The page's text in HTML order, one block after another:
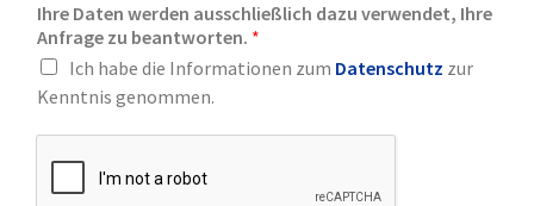
Ihre Daten werden ausschließlich dazu verwendet, Ihre
Anfrage zu beantworten. *
Ich habe die Informationen zum Datenschutz zur
Kenntnis genommen.